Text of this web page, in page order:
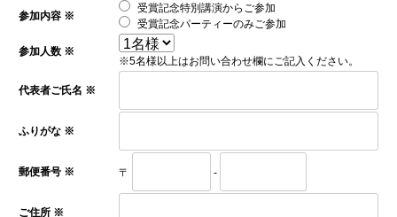
参加内容 ※
受賞記念特別講演からご参加
受賞記念パーティーのみご参加
参加人数 ※
※5名様以上はお問い合わせ欄にご記入ください。
代表者ご氏名 ※
ふりがな ※
郵便番号 ※ 〒 -
ご住所 ※